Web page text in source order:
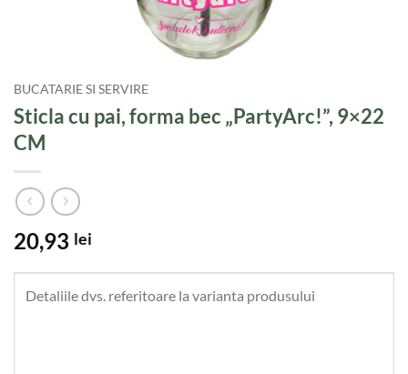
BUCATARIE SI SERVIRE
Sticla cu pai, forma bec „PartyArc!”, 9×22
CM
20,93 lei